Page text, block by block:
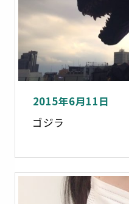
2015年6月11日
ゴジラ